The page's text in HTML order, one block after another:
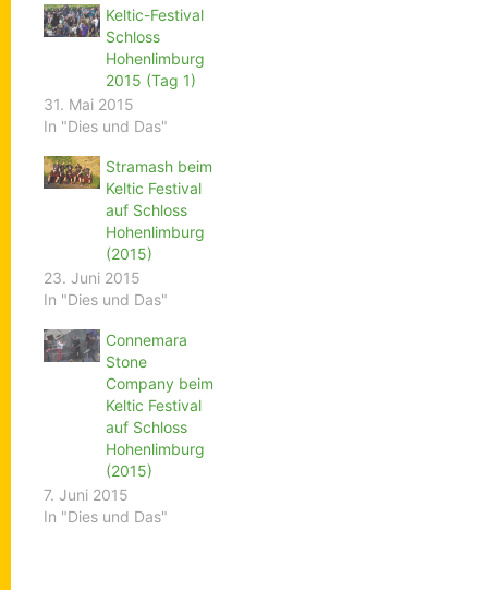
Keltic-Festival
Schloss
Hohenlimburg
2015 (Tag 1)
31. Mai 2015
In "Dies und Das"
Stramash beim
Keltic Festival
auf Schloss
Hohenlimburg
(2015)
23. Juni 2015
In "Dies und Das"
Connemara
Stone
Company beim
Keltic Festival
auf Schloss
Hohenlimburg
(2015)
7. Juni 2015
In "Dies und Das"